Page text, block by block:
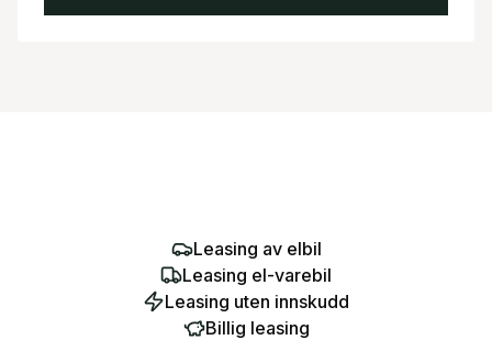
Leasing av elbil
Leasing el-varebil
Leasing uten innskudd
Billig leasing